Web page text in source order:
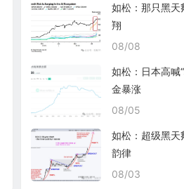
如松：那只黑天
翔
08/08
如松：日本高喊
金暴涨
08/05
如松：超级黑天
韵律
08/03